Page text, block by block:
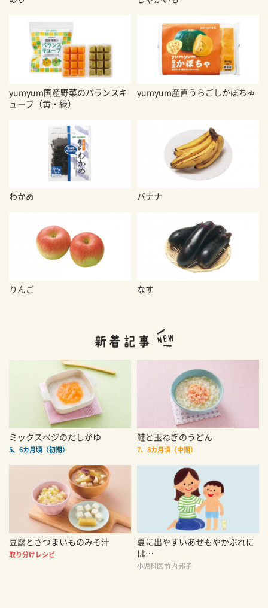
yumyum国産野菜のバランスキ
ューブ（黄・緑）
yumyum産直うらごしかぼちゃ
わかめ バナナ
りんご なす
ミックスベジのだしがゆ
5、6カ月頃（初期）
鮭と玉ねぎのうどん
7、8カ月頃（中期）
豆腐とさつまいものみそ汁
取り分けレシピ
夏に出やすいあせもやかぶれに
は…
小児科医 竹内 邦子